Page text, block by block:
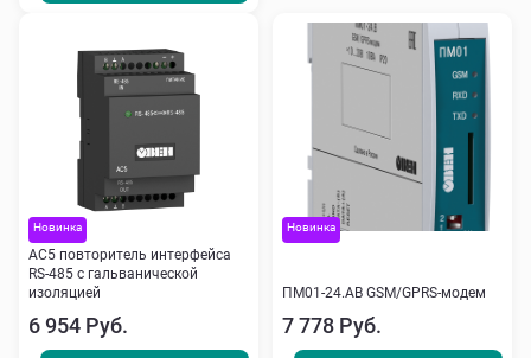
Новинка
АС5 повторитель интерфейса
RS-485 c гальванической
изоляцией
6 954 Руб.
Новинка
ПМ01-24.АВ GSM/GPRS-модем
7 778 Руб.